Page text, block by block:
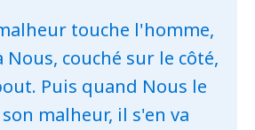
touche l'homme,
couché sur le côté,
Puis quand Nous le
malheur, il s'en va